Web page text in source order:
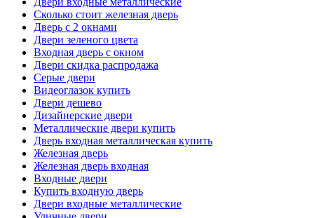
Сколько стоит железная дверь
Дверь с 2 окнами
Двери зеленого цвета
Входная дверь с окном
Двери скидка распродажа
Серые двери
Видеоглазок купить
Двери дешево
Дизайнерские двери
Металлические двери купить
Дверь входная металлическая купить
Железная дверь
Железная дверь входная
Входные двери
Купить входную дверь
Двери входные металлические